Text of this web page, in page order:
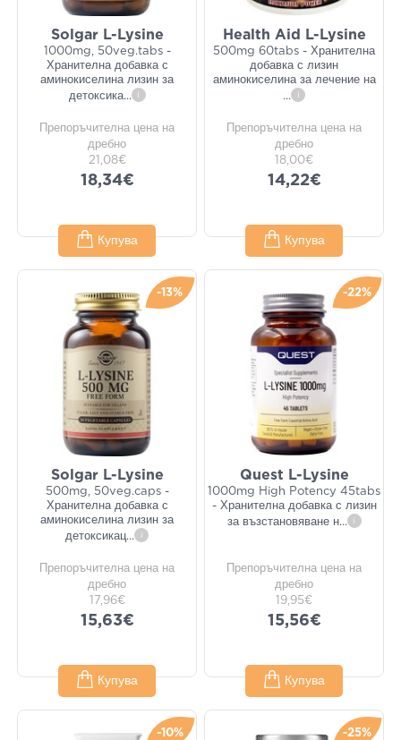
Solgar L-Lysine
1000mg, 50veg.tabs -
Хранителна добавка с
аминокиселина лизин за
детоксика... i
Препоръчителна цена на
дребно
21,08€
18,34€
Купува
Health Aid L-Lysine
500mg 60tabs - Хранителна
добавка с лизин
аминокиселина за лечение на
...
i
Препоръчителна цена на
дребно
18,00€
14,22€
Купува
-13%
Solgar L-Lysine
500mg, 50veg.caps -
Хранителна добавка с
аминокиселина лизин за
детоксикац... i
Препоръчителна цена на
дребно
17,96€
15,63€
Купува
-22%
Quest L-Lysine
1000mg High Potency 45tabs
- Хранителна добавка с лизин
за възстановяване н... i
Препоръчителна цена на
дребно
19,95€
15,56€
Купува
-10% -25%